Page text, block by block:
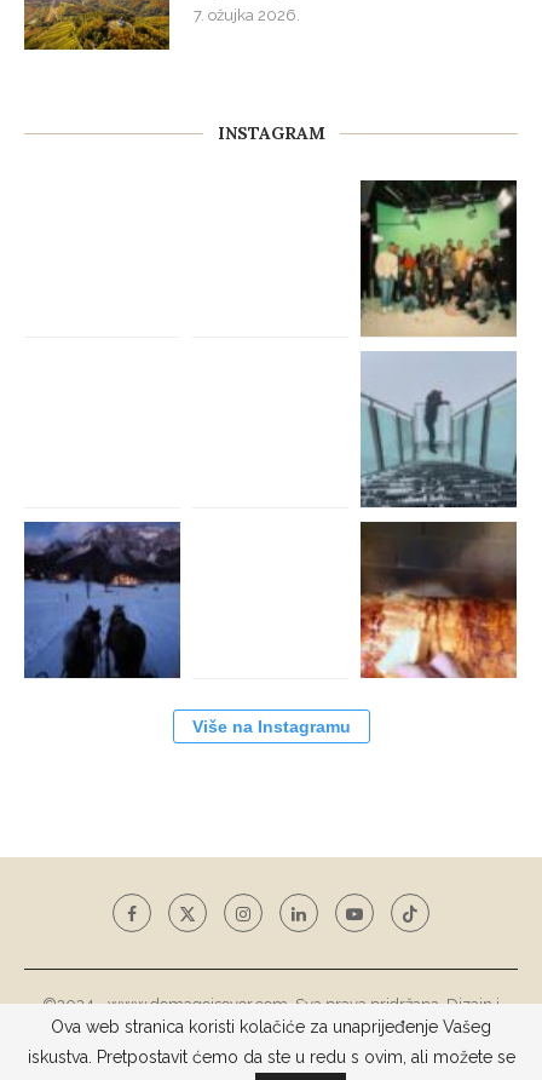
7. ožujka 2026.
INSTAGRAM
Više na Instagramu
©2024 - www.domagojsever.com. Sva prava pridržana. Dizajn i
razvoj web straniceTototohost d.o.o.
Ova web stranica koristi kolačiće za unaprijeđenje Vašeg
iskustva. Pretpostavit ćemo da ste u redu s ovim, ali možete se